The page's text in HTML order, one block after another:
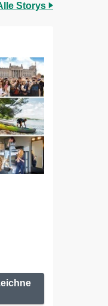
Storys